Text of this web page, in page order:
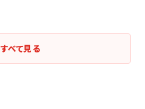
すべて見る